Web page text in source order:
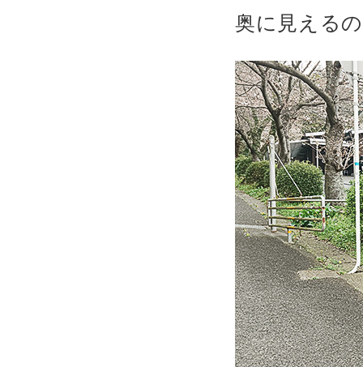
奥に見える